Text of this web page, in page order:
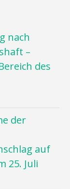
nach
–
des
der
auf
25. Juli